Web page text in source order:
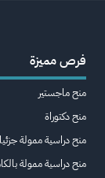
فرص مميزة
منح ماجستير
منح دكتوراة
منح دراسية ممولة جزئيا
منح دراسية ممولة